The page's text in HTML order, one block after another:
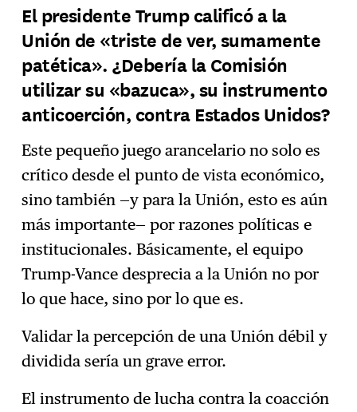
El presidente Trump calificó a la
Unión de «triste de ver, sumamente
patética». ¿Debería la Comisión
utilizar su «bazuca», su instrumento
anticoerción, contra Estados Unidos?
Este pequeño juego arancelario no solo es
crítico desde el punto de vista económico,
sino también —y para la Unión, esto es aún
más importante— por razones políticas e
institucionales. Básicamente, el equipo
Trump-Vance desprecia a la Unión no por
lo que hace, sino por lo que es.
Validar la percepción de una Unión débil y
dividida sería un grave error.
El instrumento de lucha contra la coacción